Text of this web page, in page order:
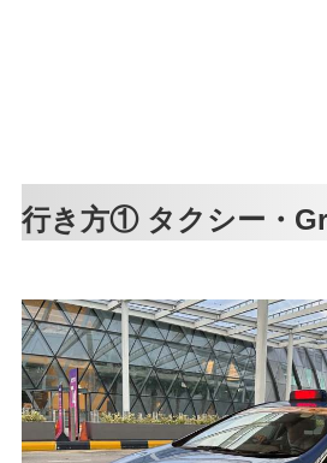
行き方① タクシー・